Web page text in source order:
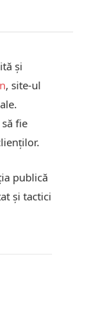
și
, site-ul
fie
publică
și tactici